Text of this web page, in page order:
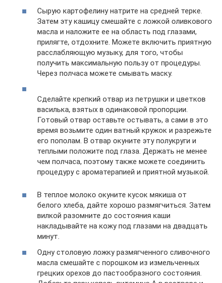
Сырую картофелину натрите на средней терке.
Затем эту кашицу смешайте с ложкой оливкового
масла и наложите ее на область под глазами,
прилягте, отдохните. Можете включить приятную
расслабляющую музыку, для того, чтобы
получить максимальную пользу от процедуры.
Через полчаса можете смывать маску.
Сделайте крепкий отвар из петрушки и цветков
василька, взятых в одинаковой пропорции.
Готовый отвар оставьте остывать, а сами в это
время возьмите один ватный кружок и разрежьте
его пополам. В отвар окуните эту полукруги и
теплыми положите под глаза. Держать не менее
чем полчаса, поэтому также можете соединить
процедуру с ароматерапией и приятной музыкой.
В теплое молоко окуните кусок мякиша от
белого хлеба, дайте хорошо размягчиться. Затем
вилкой разомните до состояния каши
накладывайте на кожу под глазами на двадцать
минут.
Одну столовую ложку размягченного сливочного
масла смешайте с порошком из измельченных
грецких орехов до пастообразного состояния.